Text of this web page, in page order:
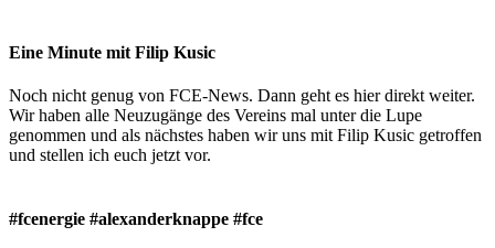
Eine Minute mit Filip Kusic
Noch nicht genug von FCE-News. Dann geht es hier direkt weiter.
Wir haben alle Neuzugänge des Vereins mal unter die Lupe
genommen und als nächstes haben wir uns mit Filip Kusic getroffen
und stellen ich euch jetzt vor.
#fcenergie #alexanderknappe #fce